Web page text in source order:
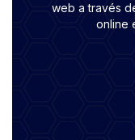
web a través
online